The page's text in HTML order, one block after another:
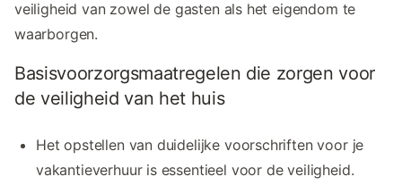
veiligheid van zowel de gasten als het eigendom te
waarborgen.
Basisvoorzorgsmaatregelen die zorgen voor
de veiligheid van het huis
Het opstellen van duidelijke voorschriften voor je
vakantieverhuur is essentieel voor de veiligheid.